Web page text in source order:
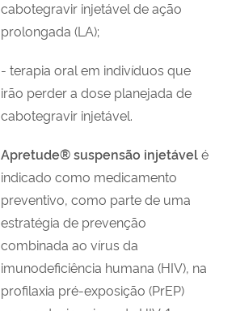
cabotegravir injetável de ação
prolongada (LA);
- terapia oral em indivíduos que
irão perder a dose planejada de
cabotegravir injetável.
Apretude® suspensão injetávelé
indicado como medicamento
preventivo, como parte de uma
estratégia de prevenção
combinada ao vírus da
imunodeficiência humana (HIV), na
profilaxia pré-exposição (PrEP)